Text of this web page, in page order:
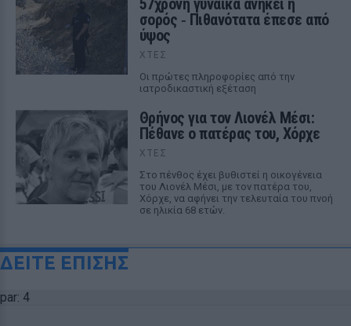
57χρονη γυναίκα ανήκει η
σορός ‑ Πιθανότατα έπεσε από
ύψος
ΧΤΕΣ
Οι πρώτες πληροφορίες από την
ιατροδικαστική εξέταση
Θρήνος για τον Λιονέλ Μέσι:
Πέθανε ο πατέρας του, Χόρχε
ΧΤΕΣ
Στο πένθος έχει βυθιστεί η οικογένεια
του Λιονέλ Μέσι, με τον πατέρα του,
Χόρχε, να αφήνει την τελευταία του πνοή
σε ηλικία 68 ετών.
ΔΕΙΤΕ ΕΠΙΣΗΣ
par: 4